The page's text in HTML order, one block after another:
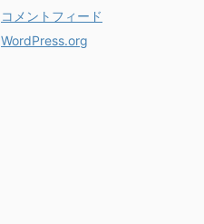
コメントフィード
WordPress.org